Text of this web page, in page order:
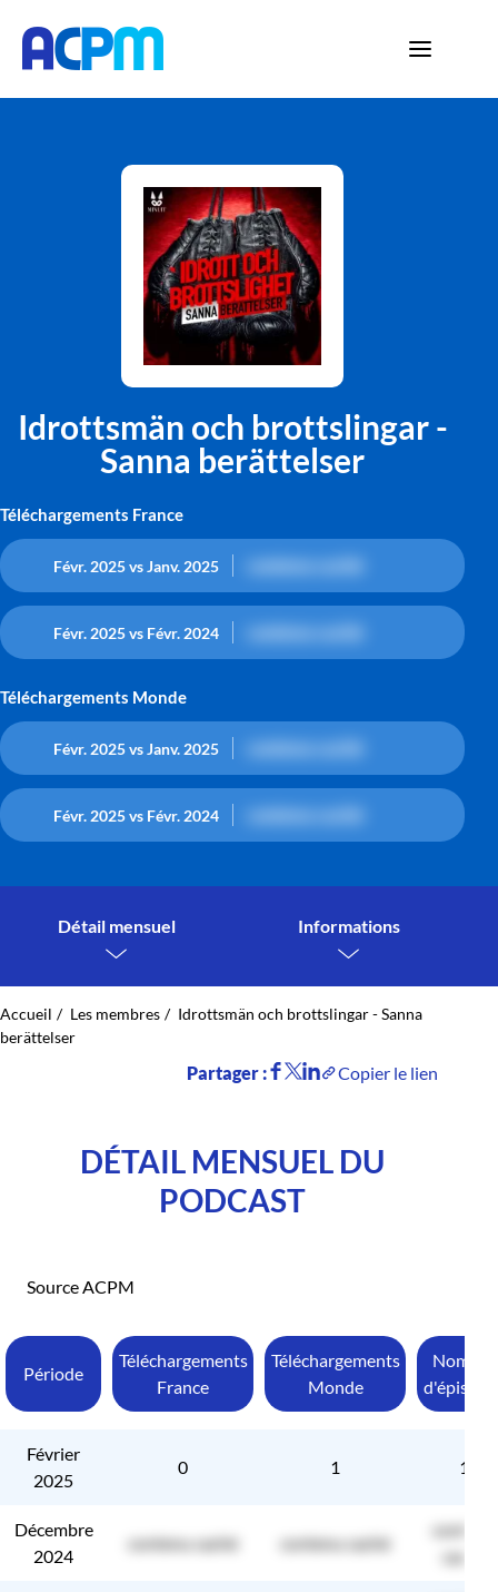
Idrottsmän och brottslingar -
Sanna berättelser
Téléchargements France
Févr. 2025 vs Janv. 2025
Févr. 2025 vs Févr. 2024
Téléchargements Monde
Févr. 2025 vs Janv. 2025
Févr. 2025 vs Févr. 2024
Détail mensuel Informations
Accueil Les membres
Idrottsmän och brottslingar - Sanna
berättelser
Partager : Copier le lien
DÉTAIL MENSUEL DU
PODCAST
Source ACPM
Période
Téléchargements
France
Téléchargements
Monde
Nombre
Février
2025
0 1 1
Décembre
2024
contenu caché contenu caché
contenu
caché